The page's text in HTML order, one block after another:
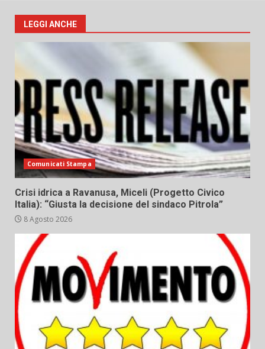
LEGGI ANCHE
Comunicati Stampa
Crisi idrica a Ravanusa, Miceli (Progetto Civico
Italia): “Giusta la decisione del sindaco Pitrola”
8 Agosto 2026